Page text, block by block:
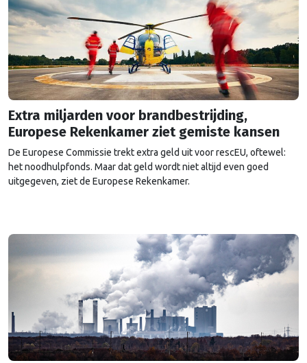
Extra miljarden voor brandbestrijding,
Europese Rekenkamer ziet gemiste kansen
De Europese Commissie trekt extra geld uit voor rescEU, oftewel:
het noodhulpfonds. Maar dat geld wordt niet altijd even goed
uitgegeven, ziet de Europese Rekenkamer.